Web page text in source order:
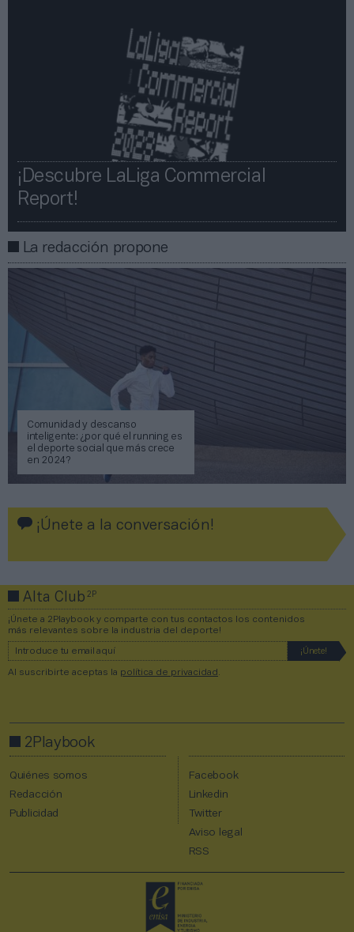
¡Descubre LaLiga Commercial
Report!​​
La redacción propone
Comunidad y descanso
inteligente: ¿por qué el running es
el deporte social que más crece
en 2024?
¡Únete a la conversación!
Alta Club2P
¡Únete a 2Playbook y comparte con tus contactos los contenidos
más relevantes sobre la industria del deporte!
Al suscribirte aceptas la política de privacidad
2Playbook
Quiénes somos
Redacción
Publicidad
Facebook
Linkedin
Twitter
Aviso legal
RSS